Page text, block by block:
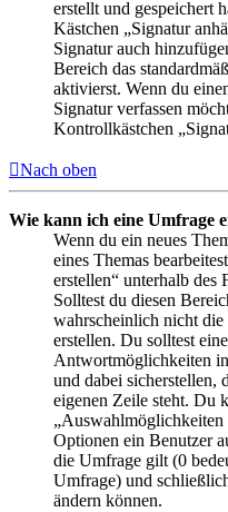
erstellt und gespeichert
Kästchen „Signatur
Signatur auch
Bereich das
aktivierst. Wenn du
Signatur verfassen
Kontrollkästchen
Nach oben
Wie kann ich eine Umfrage
Wenn du ein neues
eines Themas
erstellen“ unterhalb des
Solltest du diesen
wahrscheinlich nicht
erstellen. Du solltest
Antwortmöglichkeiten
und dabei sicherstellen,
eigenen Zeile steht. Du
Optionen ein Benutzer
die Umfrage gilt (0
Umfrage) und
ändern können.